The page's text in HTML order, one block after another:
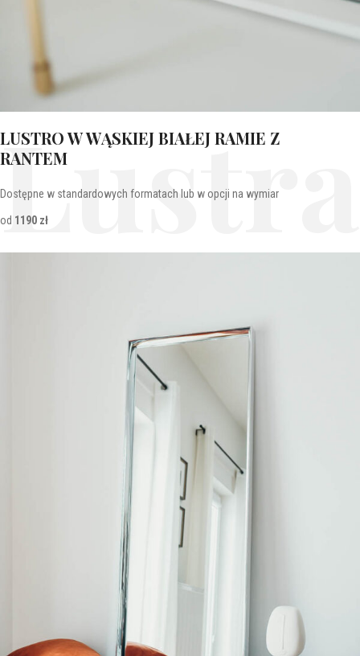
LUSTRO W WĄSKIEJ BIAŁEJ RAMIE Z
RANTEM
Dostępne w standardowych formatach lub w opcji na wymiar
od 1190 zł